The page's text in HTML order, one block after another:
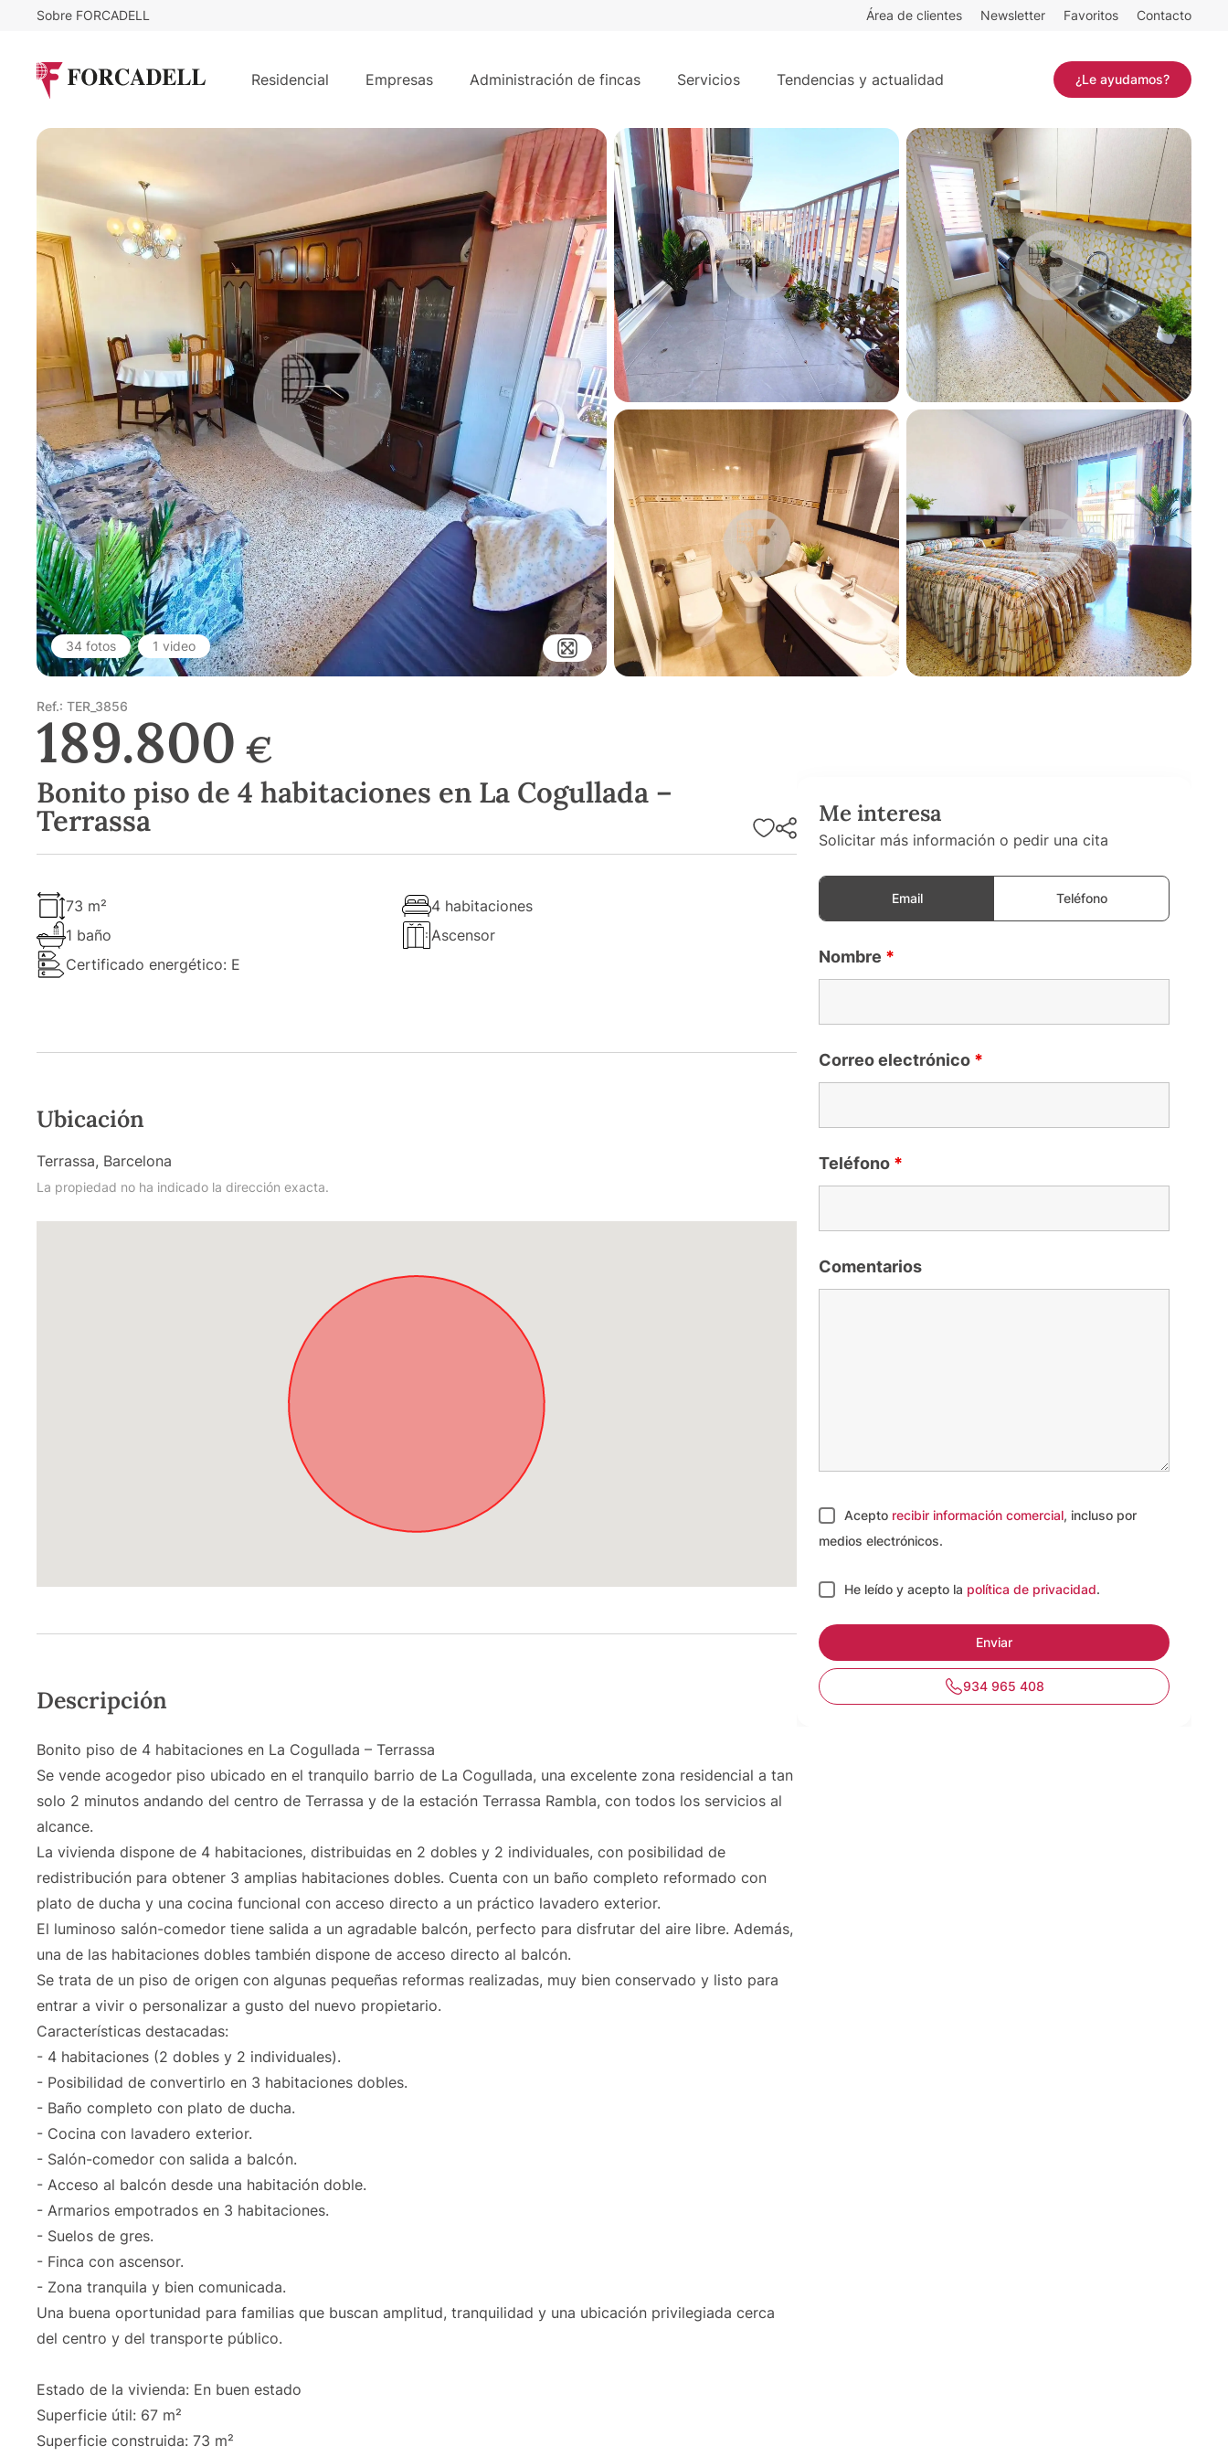
Sobre FORCADELL Área de clientes Newsletter Favoritos Contacto
Residencial Empresas Administración de fincas Servicios Tendencias y actualidad ¿Le ayudamos?
Bonito piso de 4 habitaciones en La Cogullada – Terrassa
34 fotos 1 video
Ref.: TER_3856
189.800 €
Bonito piso de 4 habitaciones en La Cogullada –
Terrassa
73 m²
4 habitaciones
1 baño
Ascensor
Certificado energético: E
Ubicación
Terrassa, Barcelona
La propiedad no ha indicado la dirección exacta.
Descripción
Bonito piso de 4 habitaciones en La Cogullada – Terrassa
Se vende acogedor piso ubicado en el tranquilo barrio de La Cogullada, una excelente zona residencial a tan
solo 2 minutos andando del centro de Terrassa y de la estación Terrassa Rambla, con todos los servicios al
alcance.
La vivienda dispone de 4 habitaciones, distribuidas en 2 dobles y 2 individuales, con posibilidad de
redistribución para obtener 3 amplias habitaciones dobles. Cuenta con un baño completo reformado con
plato de ducha y una cocina funcional con acceso directo a un práctico lavadero exterior.
El luminoso salón-comedor tiene salida a un agradable balcón, perfecto para disfrutar del aire libre. Además,
una de las habitaciones dobles también dispone de acceso directo al balcón.
Se trata de un piso de origen con algunas pequeñas reformas realizadas, muy bien conservado y listo para
entrar a vivir o personalizar a gusto del nuevo propietario.
Características destacadas:
- 4 habitaciones (2 dobles y 2 individuales).
- Posibilidad de convertirlo en 3 habitaciones dobles.
- Baño completo con plato de ducha.
- Cocina con lavadero exterior.
- Salón-comedor con salida a balcón.
- Acceso al balcón desde una habitación doble.
- Armarios empotrados en 3 habitaciones.
- Suelos de gres.
- Finca con ascensor.
- Zona tranquila y bien comunicada.
Una buena oportunidad para familias que buscan amplitud, tranquilidad y una ubicación privilegiada cerca
del centro y del transporte público.
Estado de la vivienda: En buen estado
Superficie útil: 67 m²
Superficie construida: 73 m²
Me interesa
Solicitar más información o pedir una cita
Email Teléfono
Nombre *
Correo electrónico *
Teléfono *
Comentarios
Acepto recibir información comercial, incluso por
medios electrónicos.
He leído y acepto la política de privacidad.
934 965 408